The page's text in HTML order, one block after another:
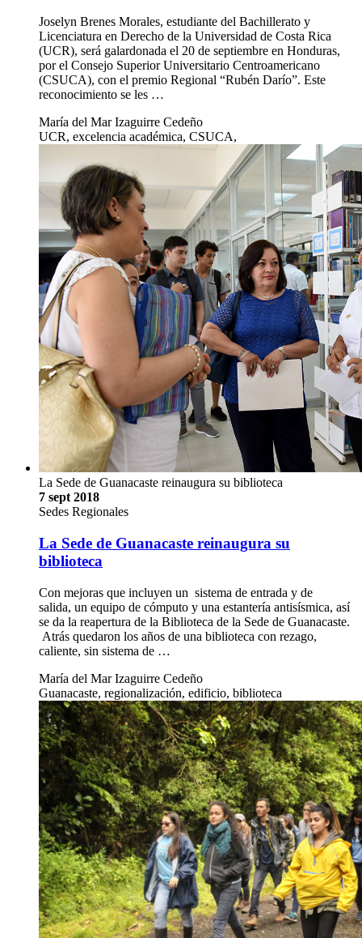
Joselyn Brenes Morales, estudiante del Bachillerato y
Licenciatura en Derecho de la Universidad de Costa Rica
(UCR), será galardonada el 20 de septiembre en Honduras,
por el Consejo Superior Universitario Centroamericano
(CSUCA), con el premio Regional “Rubén Darío”. Este
reconocimiento se les …
María del Mar Izaguirre Cedeño
UCR, excelencia académica, CSUCA,
La Sede de Guanacaste reinaugura su biblioteca
7 sept 2018
Sedes Regionales
La Sede de Guanacaste reinaugura su
biblioteca
Con mejoras que incluyen un sistema de entrada y de
salida, un equipo de cómputo y una estantería antisísmica, así
se da la reapertura de la Biblioteca de la Sede de Guanacaste.
Atrás quedaron los años de una biblioteca con rezago,
caliente, sin sistema de …
María del Mar Izaguirre Cedeño
Guanacaste, regionalización, edificio, biblioteca